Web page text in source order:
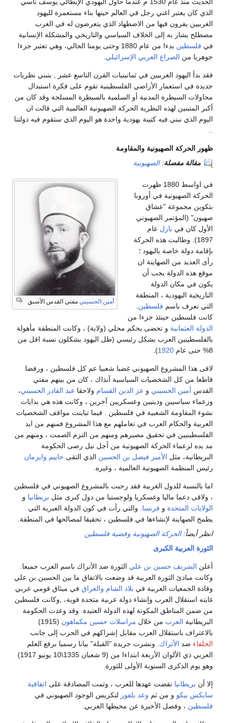
اغني رجل في العالم حينها بناء مستعمرة لليهود
يفرون فيها من الاضطهاد الذي يتعرضون له في الغرب
به إلى الخلاف السياسي والتاريخي والمشكلة الإنسانية
بدءا من عام 1880 وحتى يومنا الحالي، وهي تعتبر جزءا
الصراع العربي الإسرائيلي.
الغربيين في ثمانينيات القرن التاسع عشر , بتبني نظريات
الأراضي الفلسطينية تقوم على فكرة استبدال
المدنية أو السلمية بالسيطرة المسلحة وقد كان من
لهذه النظرية الحركة الصهيونية العالمية التي قالت ان
نبني فيه كتيبة يهودية واحدة هو اليوم الذي ستقوم فيه دولتنا
الصهيونية والمقاومة
مفصلة :الصهيونية
مفتي القدس الأسبق
في اواسط 1880 ظهرت
في أوروبا
"عشاق
الصهيوني
فيبازل عام
وطالبت هذه الحركة
خاصة باليهود ؛
من الصهاينة ان
الدولة يجب أن
الدولة
، المنطقة
باسم فلسطين.
حينئذ جزءا من
و تحضى بحكم محلي (ولاية) ، وكانت المنطقة مأهولة
العرب بشكل رئيسي (ظل اليهود يشكلون نسبة اقل من
1920
).
المشروع الصهيوني غضبا شعبيا عم كل فلسطين ، ورفضا
كل الشخصيات السياسية آنذاك ، كان من بينهم مفتي
الحسينيوعز الدين القسام ولاحقاعبد القادر الحسيني،
ودينيين وعسكريين آخرين ، وكانت هذه هي بدايات
الشعبية في فلسطين . فيما تباينت مواقف الشخصيات
العرب في تعاملهم مع هذا المشروع فمنهم من ايد
في تحقيق مصيرهم ومنهم من التزم الصمت ، ومنهم من
الحركة الصهيونية من أجل نيل رضى الحكومة
مثلالأمير فيصل بن الحسينالذي التقىحاييم وايزمان
الصهيونية العالمية ، وغيره.
للدول الغربية فقد رحبت بالمشروع الصهيوني في فلسطين
ماليا وعسكريا ولوجستيا من دول كبرى مثلبريطانياو
وفرنسا. والتي رأت في كون الدولة العبرية التي
لإنشاءها في فلسطين ، تحقيقا لمصالحها في المنطقة.
الحركة الصهيونية وقضية فلسطين
الكبرى
حسين بن عليالثورة ضد الأتراك باسم العرب جميعا.
الثورة العربية قد وضعت بالاتفاق ما بين الحسين بن علي
العربية فيبلاد الشام والعراقفي ميثاق قومي عربي
العرب وإنشاء دولة عربية متحدة قوية، ,وكانت فلسطين
المكونة لهذه الدولة العتيدة. وقد وعدت الحكومة
العرب من خلالمراسلات حسين مكماهون
(1915)
باستقلال العرب مقابل إشراكهم في الحرب إلى جانب
الأتراك. ونشرت جريدة "القبلة" بيانا رسميا برفع العلم
العربي ذي الألوان الأربعة ابتداءا من (9 شعبان 1335\10 يونيو 1917)
السنوية الأولى للثورة.
نقضت عهدها للعرب ، وتمت المصادقة علىاتفاقية
و من ثموعد بلفور لتكريس الوجود الصهيوني في
وفصل الأخيرة عن محيطها العربي.